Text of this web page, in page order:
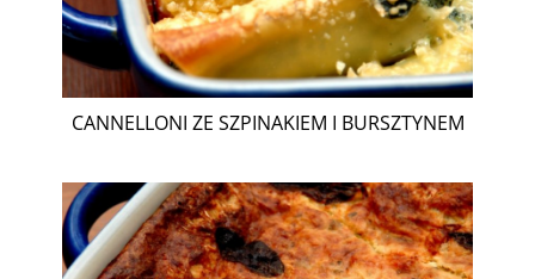
CANNELLONI ZE SZPINAKIEM I BURSZTYNEM